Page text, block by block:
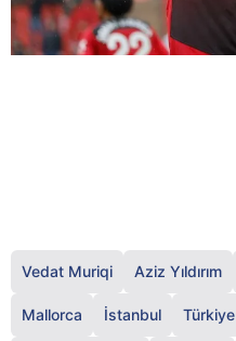
Vedat Muriqi Aziz Yıldırım
Mallorca İstanbul Türkiye